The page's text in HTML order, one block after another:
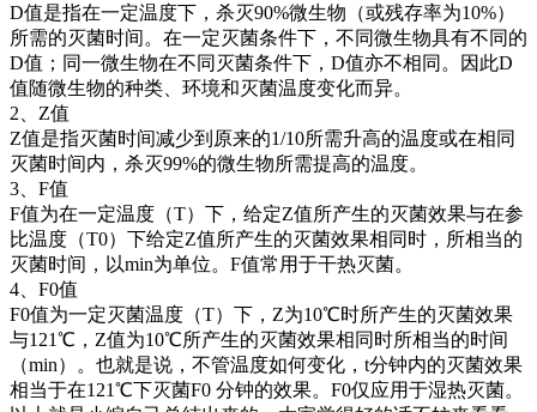
D值是指在一定温度下，杀灭90%微生物（或残存率为10%）
所需的灭菌时间。在一定灭菌条件下，不同微生物具有不同的
D值；同一微生物在不同灭菌条件下，D值亦不相同。因此D
值随微生物的种类、环境和灭菌温度变化而异。
2、Z值
Z值是指灭菌时间减少到原来的1/10所需升高的温度或在相同
灭菌时间内，杀灭99%的微生物所需提高的温度。
3、F值
F值为在一定温度（T）下，给定Z值所产生的灭菌效果与在参
比温度（T0）下给定Z值所产生的灭菌效果相同时，所相当的
灭菌时间，以min为单位。F值常用于干热灭菌。
4、F0值
F0值为一定灭菌温度（T）下，Z为10℃时所产生的灭菌效果
与121℃，Z值为10℃所产生的灭菌效果相同时所相当的时间
（min）。也就是说，不管温度如何变化，t分钟内的灭菌效果
相当于在121℃下灭菌F0 分钟的效果。F0仅应用于湿热灭菌。